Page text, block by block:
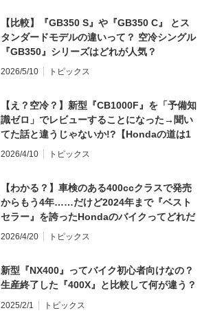
【比較】『GB350 S』や『GB350 C』 とス
タンダードモデルの違いって？ 空冷シングル
『GB350』シリーズはどれが人気？
2026/5/10 トピックス
【え？空冷？】新型『CB1000F』を「予備知
識ゼロ」でレビューすることになった→聞い
てた話と違うじゃないか!?【Hondaの道は1
日にしてならず／CB1000F ①第一印象 編】
2026/4/10 トピックス
【わかる？】車検のある400ccクラスで発売
からもう4年……だけど2024年まで『ベスト
セラー』を誇ったHondaのバイクってどれだ
と思う？
2026/4/20 トピックス
新型『NX400』ってバイク初心者向けなの？
生産終了した『400X』と比較して何が違う？
2025/2/1 トピックス